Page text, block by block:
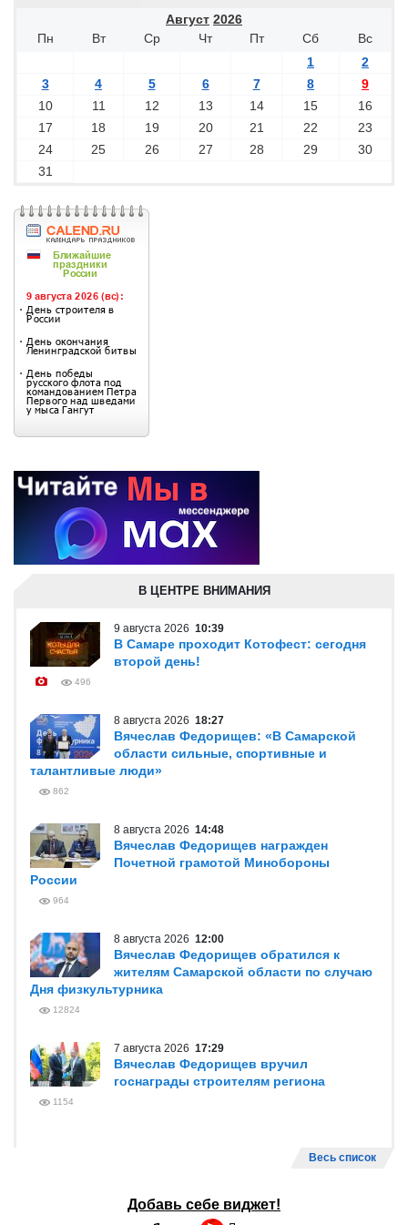
Август 2026
Пн
Вт Ср Чт Пт Сб
Вс
1
2
3
4 5 6 7 8
9
10
11 12 13 14 15
16
17
18 19 20 21 22
23
24
25 26 27 28 29
30
31
В ЦЕНТРЕ ВНИМАНИЯ
9 августа 2026 10:39
В Самаре проходит Котофест: сегодня
второй день!
496
8 августа 2026 18:27
Вячеслав Федорищев: «В Самарской
области сильные, спортивные и
талантливые люди»
862
8 августа 2026 14:48
Вячеслав Федорищев награжден
Почетной грамотой Минобороны
России
964
8 августа 2026 12:00
Вячеслав Федорищев обратился к
жителям Самарской области по случаю
Дня физкультурника
12824
7 августа 2026 17:29
Вячеслав Федорищев вручил
госнаграды строителям региона
1154
Весь список
Добавь себе виджет!